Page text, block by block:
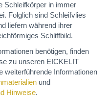
Schleifkörper in immer
Folglich sind Schleifvlies
liefern während ihrer
Schliffbild.
benötigen, finden
zu unseren EICKELIT
weiterführende Informationen
und
Hinweise.